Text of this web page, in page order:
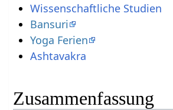
Wissenschaftliche Studien
Bansuri
Yoga Ferien
Ashtavakra
Zusammenfassung